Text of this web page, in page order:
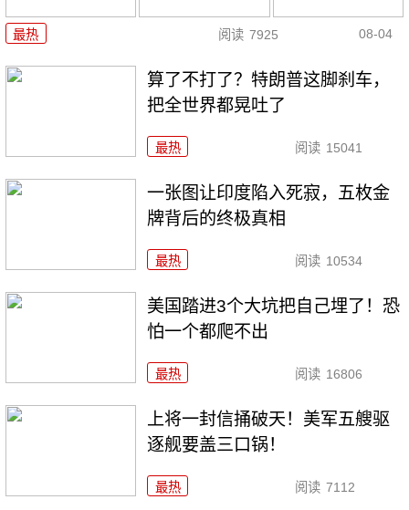
最热 阅读 7925 08-04
算了不打了？特朗普这脚刹车，
把全世界都晃吐了
最热 阅读 15041
一张图让印度陷入死寂，五枚金
牌背后的终极真相
最热 阅读 10534
美国踏进3个大坑把自己埋了！恐
怕一个都爬不出
最热 阅读 16806
上将一封信捅破天！美军五艘驱
逐舰要盖三口锅！
最热 阅读 7112